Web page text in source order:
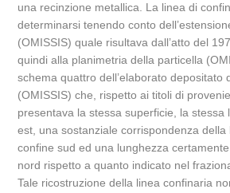
una recinzione metallica. La linea di
determinarsi tenendo conto
(OMISSIS) quale risultava dall’atto del
quindi alla planimetria della particella
schema quattro dell’elaborato depositato
(OMISSIS) che, rispetto ai titoli di
presentava la stessa superficie, la stessa
est, una sostanziale corrispondenza della
confine sud ed una lunghezza
nord rispetto a quanto indicato nel
Tale ricostruzione della linea confinaria